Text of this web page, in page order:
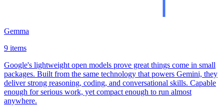
Gemma
9 items
Google's lightweight open models prove great things come in small
packages. Built from the same technology that powers Gemini, they
deliver strong reasoning, coding, and conversational skills. Capable
enough for serious work, yet compact enough to run almost
anywhere.